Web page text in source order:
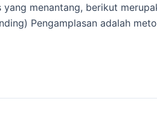
menantang, berikut
Pengamplasan adalah